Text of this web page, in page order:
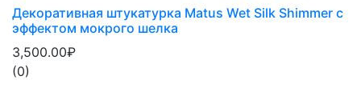
Декоративная штукатурка Matus Wet Silk Shimmer с
эффектом мокрого шелка
3,500.00₽
(0)